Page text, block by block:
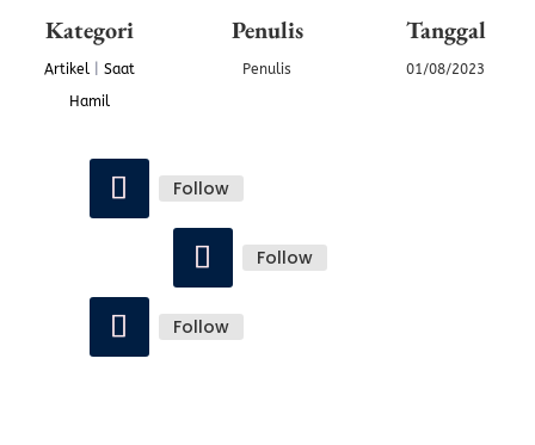
Kategori
Artikel| Saat
Hamil
Penulis
Penulis
Tanggal
01/08/2023
Follow
Follow
Follow